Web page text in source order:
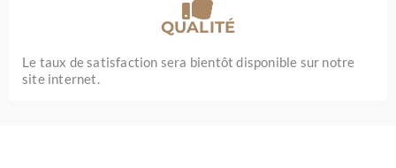
QUALITÉ
Le taux de satisfaction sera bientôt disponible sur notre
site internet.